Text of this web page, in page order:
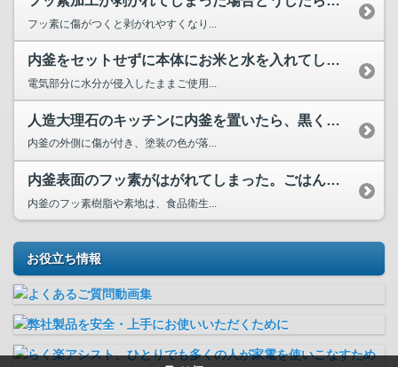
フッ素に傷がつくと剥がれやすくなり...
内釜をセットせずに本体にお米と水を入れてしまった。乾燥させ...
電気部分に水分が侵入したままご使用...
人造大理石のキッチンに内釜を置いたら、黒く汚れた。なぜでしょう？
内釜の外側に傷が付き、塗装の色が落...
内釜表面のフッ素がはがれてしまった。ごはんとともに食べてし...
内釜のフッ素樹脂や素地は、食品衛生...
お役立ち情報